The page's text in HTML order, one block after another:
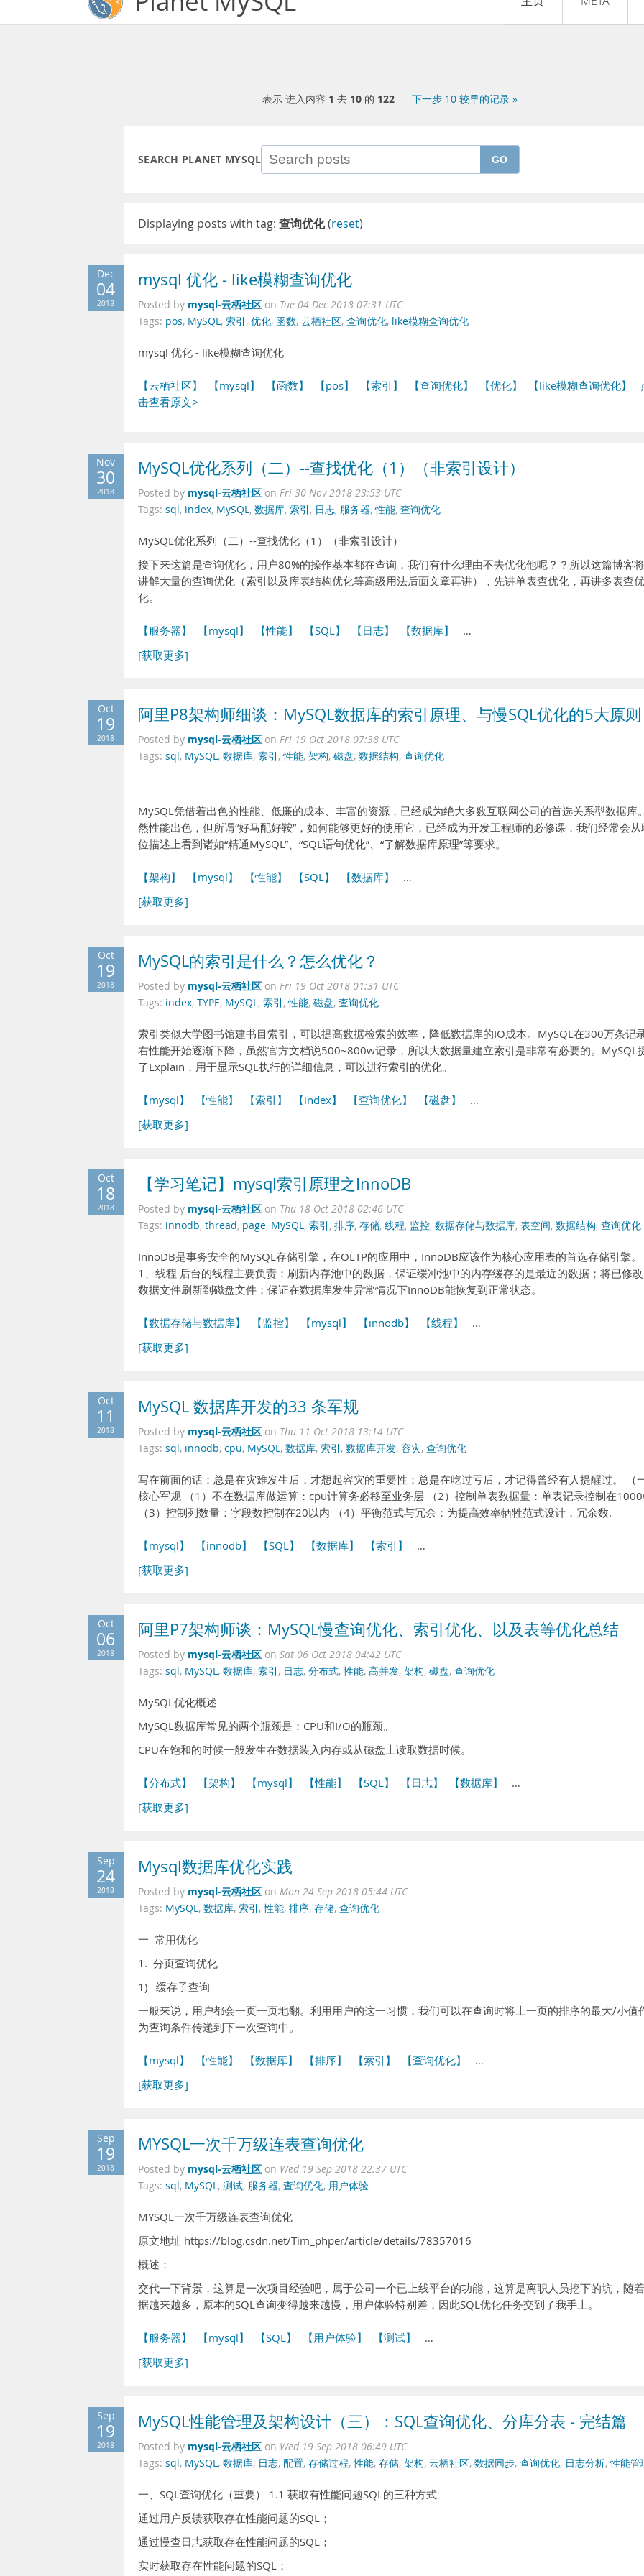
表示 进入内容 1 去 10的 122 下一步 10 较早的记录 »
SEARCH PLANET MYSQL GO
Displaying posts with tag: 查询优化(reset)
Dec
04
2018
mysql 优化 - like模糊查询优化
Posted by mysql-云栖社区 on Tue 04 Dec 2018 07:31 UTC
Tags: pos, MySQL, 索引 , 优化, 函数, 云栖社区, 查询优化, like模糊查询优化
mysql 优化 - like模糊查询优化
【云栖社区】 【mysql】 【函数】 【pos】 【索引】 【查询优化】 【优化】 【like模糊查询优化】
击查看原文>
Nov
30
2018
MySQL优化系列（二）--查找优化（1）（非索引设计）
Posted by mysql-云栖社区 on Fri 30 Nov 2018 23:53 UTC
Tags: sql, index, MySQL, 数据库, 索引 , 日志, 服务器,性能, 查询优化
MySQL优化系列（二）--查找优化（1）（非索引设计）
接下来这篇是查询优化，用户80%的操作基本都在查询，我们有什么理由不去优化他呢？？所以这篇博客
讲解大量的查询优化（索引以及库表结构优化等高级用法后面文章再讲），先讲单表查优化，再讲多表查优
化。
【服务器】 【mysql】 【性能】 【SQL】 【日志】 【数据库】
…
[获取更多]
Oct
19
2018
阿里P8架构师细谈：MySQL数据库的索引原理、与慢SQL优化的5大原则
Posted by mysql-云栖社区 on Fri 19 Oct 2018 07:38 UTC
Tags: sql, MySQL, 数据库, 索引 ,性能, 架构, 磁盘, 数据结构, 查询优化
MySQL凭借着出色的性能、低廉的成本、丰富的资源，已经成为绝大多数互联网公司的首选关系型数据库
然性能出色，但所谓“好马配好鞍”，如何能够更好的使用它，已经成为开发工程师的必修课，我们经常会从
位描述上看到诸如“精通MySQL”、“SQL语句优化”、“了解数据库原理”等要求。
【架构】 【mysql】 【性能】 【SQL】 【数据库】
…
[获取更多]
Oct
19
2018
MySQL的索引是什么？怎么优化？
Posted by mysql-云栖社区 on Fri 19 Oct 2018 01:31 UTC
Tags: index, TYPE, MySQL, 索引 ,性能, 磁盘, 查询优化
索引类似大学图书馆建书目索引，可以提高数据检索的效率，降低数据库的IO成本。MySQL在300万条记
右性能开始逐渐下降，虽然官方文档说500~800w记录，所以大数据量建立索引是非常有必要的。MySQL
了Explain，用于显示SQL执行的详细信息，可以进行索引的优化。
【mysql】 【性能】 【索引】 【index】 【查询优化】 【磁盘】
…
[获取更多]
Oct
18
2018
【学习笔记】mysql索引原理之InnoDB
Posted by mysql-云栖社区 on Thu 18 Oct 2018 02:46 UTC
Tags: innodb, thread, page, MySQL, 索引 , 排序, 存储, 线程, 监控, 数据存储与数据库, 表空间, 数据结构, 查询优化
InnoDB是事务安全的MySQL存储引擎，在OLTP的应用中，InnoDB应该作为核心应用表的首选存储引擎。
1、线程 后台的线程主要负责：刷新内存池中的数据，保证缓冲池中的内存缓存的是最近的数据；将已修
数据文件刷新到磁盘文件；保证在数据库发生异常情况下InnoDB能恢复到正常状态。
【数据存储与数据库】 【监控】 【mysql】 【innodb】 【线程】
…
[获取更多]
Oct
11
2018
MySQL 数据库开发的33 条军规
Posted by mysql-云栖社区 on Thu 11 Oct 2018 13:14 UTC
Tags: sql, innodb, cpu, MySQL, 数据库, 索引 , 数据库开发, 容灾, 查询优化
写在前面的话：总是在灾难发生后，才想起容灾的重要性；总是在吃过亏后，才记得曾经有人提醒过。 （
核心军规 （1）不在数据库做运算：cpu计算务必移至业务层 （2）控制单表数据量：单表记录控制在
（3）控制列数量：字段数控制在20以内 （4）平衡范式与冗余：为提高效率牺牲范式设计，冗余数.
【mysql】 【innodb】 【SQL】 【数据库】 【索引】
…
[获取更多]
Oct
06
2018
阿里P7架构师谈：MySQL慢查询优化、索引优化、以及表等优化总结
Posted by mysql-云栖社区 on Sat 06 Oct 2018 04:42 UTC
Tags: sql, MySQL, 数据库, 索引 , 日志, 分布式,性能, 高并发, 架构, 磁盘, 查询优化
MySQL优化概述
MySQL数据库常见的两个瓶颈是：CPU和I/O的瓶颈。
CPU在饱和的时候一般发生在数据装入内存或从磁盘上读取数据时候。
【分布式】 【架构】 【mysql】 【性能】 【SQL】 【日志】 【数据库】
…
[获取更多]
Sep
24
2018
Mysql数据库优化实践
Posted by mysql-云栖社区 on Mon 24 Sep 2018 05:44 UTC
Tags: MySQL, 数据库, 索引 ,性能, 排序, 存储, 查询优化
一 常用优化
1. 分页查询优化
1) 缓存子查询
一般来说，用户都会一页一页地翻。利用用户的这一习惯，我们可以在查询时将上一页的排序的最大/小值
为查询条件传递到下一次查询中。
【mysql】 【性能】 【数据库】 【排序】 【索引】 【查询优化】
…
[获取更多]
Sep
19
2018
MYSQL一次千万级连表查询优化
Posted by mysql-云栖社区 on Wed 19 Sep 2018 22:37 UTC
Tags: sql, MySQL, 测试, 服务器, 查询优化, 用户体验
MYSQL一次千万级连表查询优化
原文地址 https://blog.csdn.net/Tim_phper/article/details/78357016
概述：
交代一下背景，这算是一次项目经验吧，属于公司一个已上线平台的功能，这算是离职人员挖下的坑，随
据越来越多，原本的SQL查询变得越来越慢，用户体验特别差，因此SQL优化任务交到了我手上。
【服务器】 【mysql】 【SQL】 【用户体验】 【测试】
…
[获取更多]
Sep
19
2018
MySQL性能管理及架构设计（三）：SQL查询优化、分库分表 - 完结篇
Posted by mysql-云栖社区 on Wed 19 Sep 2018 06:49 UTC
Tags: sql, MySQL, 数据库, 日志, 配置, 存储过程,性能, 存储, 架构, 云栖社区, 数据同步, 查询优化, 日志分析,性能管
一、SQL查询优化（重要） 1.1 获取有性能问题SQL的三种方式
通过用户反馈获取存在性能问题的SQL；
通过慢查日志获取存在性能问题的SQL；
实时获取存在性能问题的SQL；